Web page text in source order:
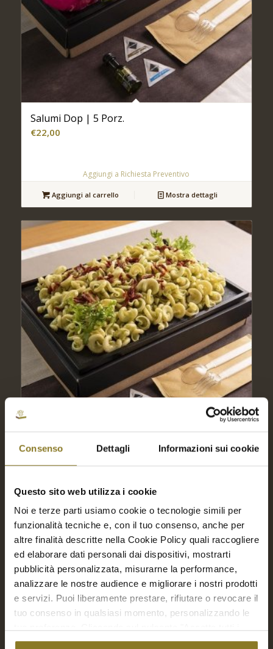
Consenso Dettagli Informazioni sui cookie
Questo sito web utilizza i cookie
Noi e terze parti usiamo cookie o tecnologie simili per
funzionalità tecniche e, con il tuo consenso, anche per
altre finalità descritte nella Cookie Policy quali raccogliere
ed elaborare dati personali dai dispositivi, mostrarti
pubblicità personalizzata, misurarne la performance,
analizzare le nostre audience e migliorare i nostri prodotti
e servizi. Puoi liberamente prestare, rifiutare o revocare il
tuo consenso in qualsiasi momento, personalizzando le
cookie" acconsenti all'uso di tali tecnologie per tutte le
Salumi Dop | 5 Porz.
€22,00
Aggiungi a Richiesta Preventivo
Aggiungi al carrello Mostra dettagli
Vesuvio, pesto di rucola e pomodorini | 5
Aggiungi a Richiesta Preventivo
Aggiungi al carrello Mostra dettagli